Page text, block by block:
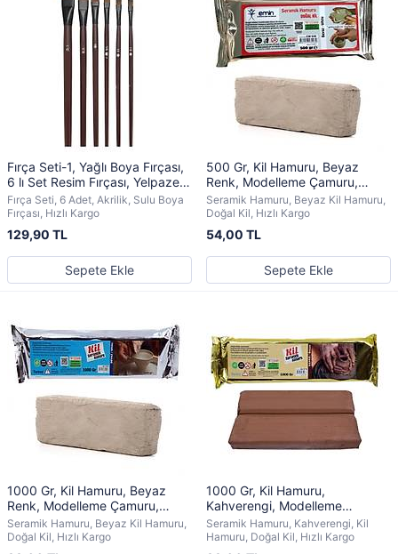
Fırça Seti-1, Yağlı Boya Fırçası,
6 lı Set Resim Fırçası, Yelpaze
Fırça, Yassı Fırça
Fırça Seti, 6 Adet, Akrilik, Sulu Boya
Fırçası, Hızlı Kargo
129,90 TL
Sepete Ekle
500 Gr, Kil Hamuru, Beyaz
Renk, Modelleme Çamuru,
Seramik, Doğal Kil, Hava ile
Kurur
Seramik Hamuru, Beyaz Kil Hamuru,
Doğal Kil, Hızlı Kargo
54,00 TL
Sepete Ekle
1000 Gr, Kil Hamuru, Beyaz
Renk, Modelleme Çamuru,
Seramik, Doğal Kil, Hava ile
Kurur
Seramik Hamuru, Beyaz Kil Hamuru,
Doğal Kil, Hızlı Kargo
1000 Gr, Kil Hamuru,
Kahverengi, Modelleme
Çamuru, Seramik, Doğal Kil,
Hava ile Kurur
Seramik Hamuru, Kahverengi, Kil
Hamuru, Doğal Kil, Hızlı Kargo